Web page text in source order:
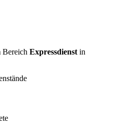
Bereich Expressdienst in